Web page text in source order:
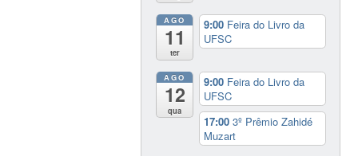
AGO
11
ter
9:00 Feira do Livro da
UFSC
AGO
12
qua
9:00 Feira do Livro da
UFSC
17:003º Prêmio Zahidé
Muzart